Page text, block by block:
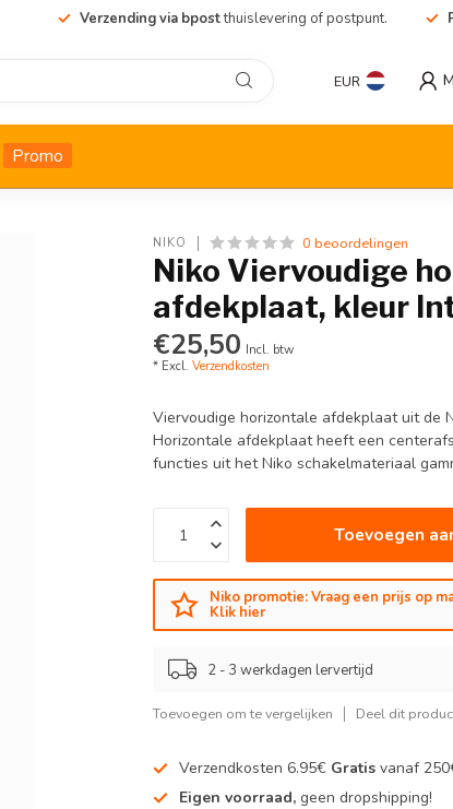
Verzending via bpostthuislevering of postpunt.
EUR
Promo
NIKO 0 beoordelingen
Niko Viervoudige
afdekplaat, kleur
€25,50 Incl. btw
* Excl.Verzendkosten
Viervoudige horizontale afdekplaat uit de
Horizontale afdekplaat heeft een
functies uit het Niko schakelmateriaal
Toevoegen
Niko promotie: Vraag een prijs op
Klik hier
2 - 3 werkdagen lervertijd
Toevoegen om te vergelijken Deel dit
Verzendkosten 6.95€ Gratis vanaf
Eigen voorraad,geen dropshipping!